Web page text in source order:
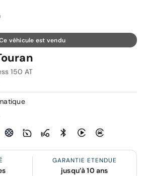
véhicule est vendu
150 AT
GARANTIE ETENDUE
jusqu’à 10 ans